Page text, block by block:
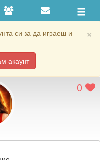
×
си за да играеш и
акаунт
0